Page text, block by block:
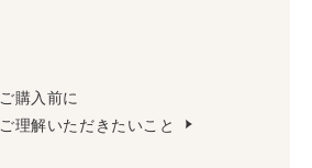
ご購入前に
ご理解いただきたいこと